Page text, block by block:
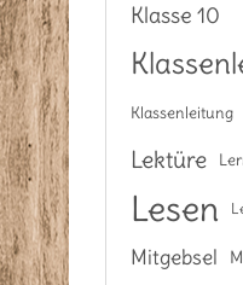
Klasse 10
Klassenleitung
Lektüre
Lesen
Mitgebsel